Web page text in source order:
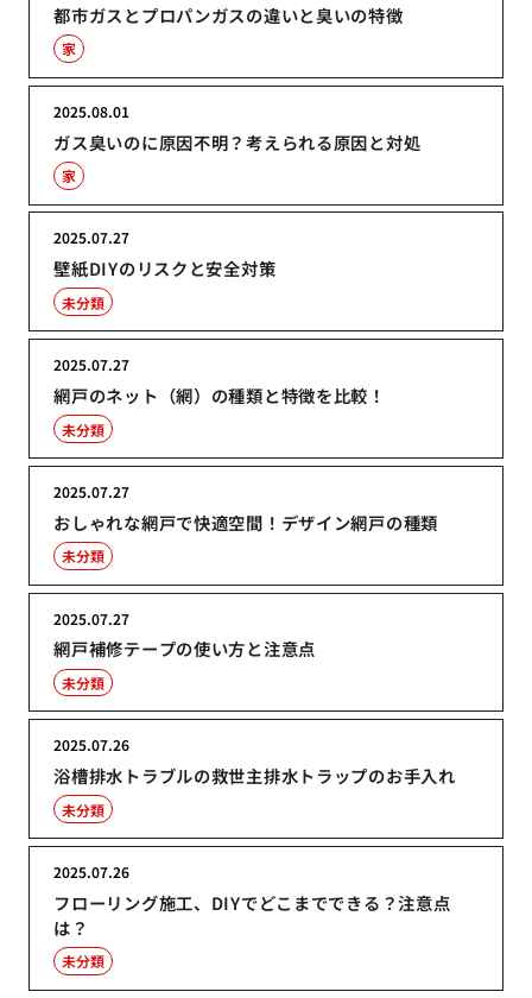
都市ガスとプロパンガスの違いと臭いの特徴
家
ガス臭いのに原因不明？考えられる原因と対処
2025.08.01
家
壁紙DIYのリスクと安全対策
2025.07.27
未分類
網戸のネット（網）の種類と特徴を比較！
2025.07.27
未分類
おしゃれな網戸で快適空間！デザイン網戸の種類
2025.07.27
未分類
網戸補修テープの使い方と注意点
2025.07.27
未分類
浴槽排水トラブルの救世主排水トラップのお手入れ
2025.07.26
未分類
フローリング施工、DIYでどこまでできる？注意点
は？
2025.07.26
未分類